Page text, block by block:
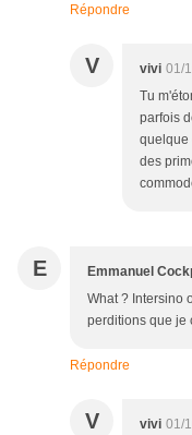
Répondre
V vivi 01/
Tu
parfois
quelque
des
E Emmanuel
What ? Intersino
perditions que je
Répondre
V vivi 01/